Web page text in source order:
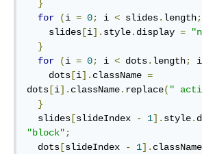
}
for
(i = 0; i < slides. length;
    slides
[i]. style. display =
}
for
(i = 0; i < dots. length; i
    dots
[i]. className =
dots [i]. className. replace( "
}
  slides
[slideIndex - 1]. style.
"block" ;
  dots
[slideIndex - 1]. className